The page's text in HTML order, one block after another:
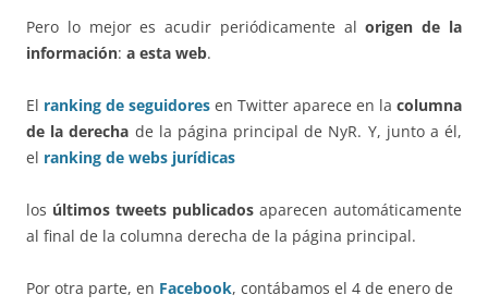
Pero lo mejor es acudir periódicamente alorigen de la
información: a esta web.
El ranking de seguidores en Twitter aparece en la columna
de laderecha de la página principal de NyR. Y, junto a él,
el ranking de webs jurídicas
los últimos tweets publicados aparecen automáticamente
al final de la columna derecha de la página principal.
Por otra parte, en Facebook, contábamos el 4 de enero de